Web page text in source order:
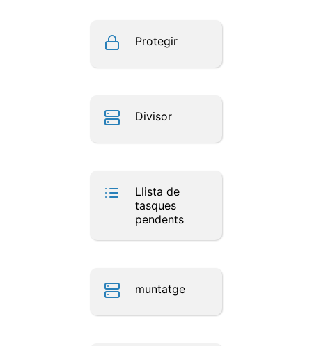
Protegir
Divisor
Llista de
tasques
pendents
muntatge